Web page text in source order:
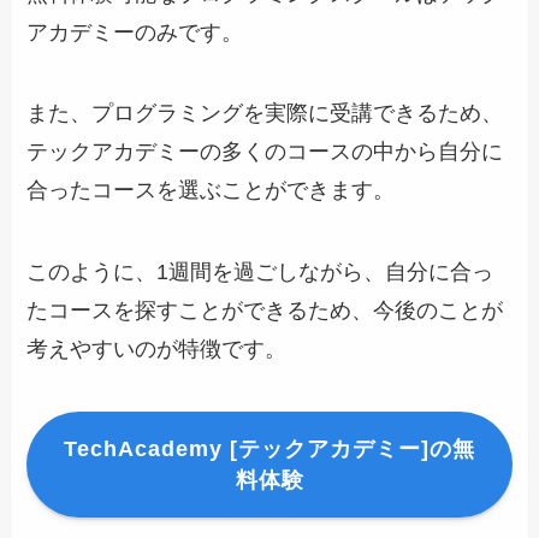
アカデミーのみです。
また、プログラミングを実際に受講できるため、
テックアカデミーの多くのコースの中から自分に
合ったコースを選ぶことができます。
このように、1週間を過ごしながら、自分に合っ
たコースを探すことができるため、今後のことが
考えやすいのが特徴です。
TechAcademy [テックアカデミー]の無
料体験